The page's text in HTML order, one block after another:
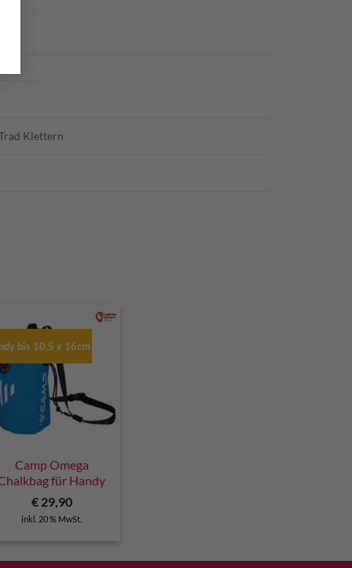
Klettern
bis 10,5 x 16cm
Camp Omega
für Handy
€29,90
inkl. 20 % MwSt.